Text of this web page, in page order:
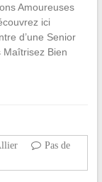
Amoureuses
ici
d’une Senior
Maîtrisez Bien
Pas de